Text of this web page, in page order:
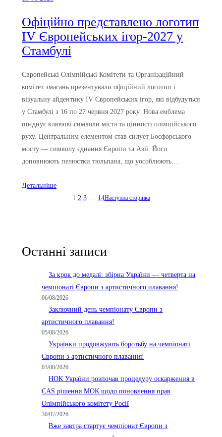
Офіційно представлено логотип
IV Європейських ігор-2027 у
Стамбулі
Європейські Олімпійські Комітети та Організаційний
комітет змагань презентували офіційний логотип і
візуальну айдентику IV Європейських ігор, які відбудуться
у Стамбулі з 16 по 27 червня 2027 року. Нова емблема
поєднує ключові символи міста та цінності олімпійського
руху. Центральним елементом став силует Босфорського
мосту — символу єднання Європи та Азії. Його
доповнюють пелюстки тюльпана, що уособлюють…
Детальніше
1 2 3 … 14Наступна сторінка
Останні записи
За крок до медалі: збірна України — четверта на
чемпіонаті Європи з артистичного плавання!
06/08/2026
Заключний день чемпіонату Європи з
артистичного плавання!
05/08/2026
Українки продовжують боротьбу на чемпіонаті
Європи з артистичного плавання!
03/08/2026
НОК України розпочав процедуру оскарження в
CAS рішення МОК щодо поновлення прав
Олімпійського комітету Росії
30/07/2026
Вже завтра стартує чемпіонат Європи з